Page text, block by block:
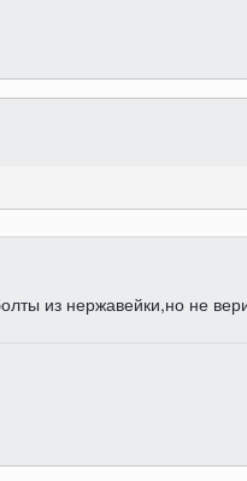
из нержавейки,но не